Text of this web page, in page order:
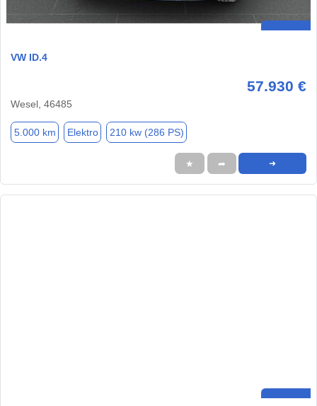
VW ID.4
57.930 €
Wesel, 46485
5.000 km Elektro 210 kw (286 PS)
★ ➦ ➜